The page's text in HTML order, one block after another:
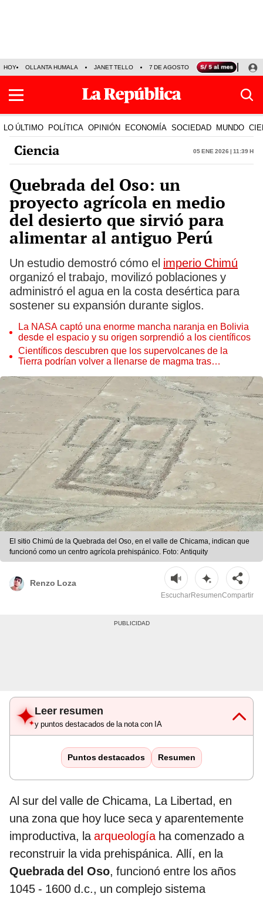
HOY OLLANTA HUMALA JANET TELLO 7 DE AGOSTO TINKA RESULTADOS
LO ÚLTIMO POLÍTICA OPINIÓN ECONOMÍA SOCIEDAD MUNDO
Ciencia 05 Ene 2026 | 11:39 h
Quebrada del Oso: un
proyecto agrícola en medio
del desierto que sirvió para
alimentar al antiguo Perú
Un estudio demostró cómo el imperio Chimú
organizó el trabajo, movilizó poblaciones y
administró el agua en la costa desértica para
sostener su expansión durante siglos.
La NASA captó una enorme mancha naranja en Bolivia
desde el espacio y su origen sorprendió a los científicos
Científicos descubren que los supervolcanes de la
Tierra podrían volver a llenarse de magma tras
El sitio Chimú de la Quebrada del Oso, en el valle de Chicama, indican que
funcionó como un centro agrícola prehispánico. Foto: Antiquity
Renzo Loza
EscucharResumenCompartir
Leer resumen
y puntos destacados de la nota con IA
Puntos destacados Resumen
Al sur del valle de Chicama, La Libertad, en
una zona que hoy luce seca y aparentemente
improductiva, laarqueologíaha comenzado a
reconstruir la vida prehispánica. Allí, en la
Quebrada del Oso, funcionó entre los años
1045 - 1600 d.c., un complejo sistema